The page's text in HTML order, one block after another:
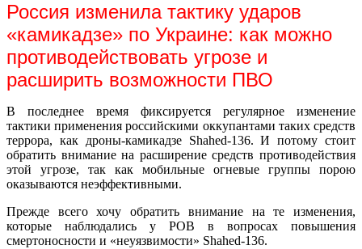
Россия изменила тактику ударов
«камикадзе» по Украине: как можно
противодействовать угрозе и
расширить возможности ПВО
В последнее время фиксируется регулярное изменение
тактики применения российскими оккупантами таких средств
террора, как дроны-камикадзе Shahed-136. И потому стоит
обратить внимание на расширение средств противодействия
этой угрозе, так как мобильные огневые группы порою
оказываются неэффективными.
Прежде всего хочу обратить внимание на те изменения,
которые наблюдались у РОВ в вопросах повышения
смертоносности и «неуязвимости» Shahed-136.